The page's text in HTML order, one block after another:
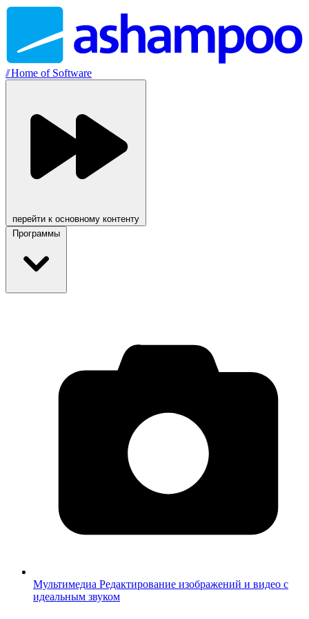
//Home of Software
перейти к основному контенту
Программы
Мультимедиа Редактирование изображений и видео с
идеальным звуком